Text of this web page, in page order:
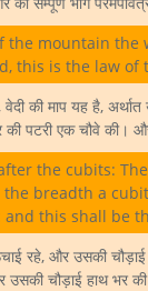
the mountain
this is the law of
की माप यह है,
पटरी एक चौवे की।
the cubits:
breadth a
this shall be
रहे, और उसकी
चौड़ाई हाथ भर की